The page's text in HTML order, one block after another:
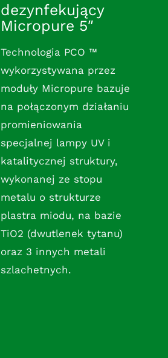
dezynfekujący
Micropure 5″
Technologia PCO ™
wykorzystywana przez
moduły Micropure bazuje
na połączonym działaniu
promieniowania
specjalnej lampy UV i
katalitycznej struktury,
wykonanej ze stopu
metalu o strukturze
plastra miodu, na bazie
TiO2 (dwutlenek tytanu)
oraz 3 innych metali
szlachetnych.